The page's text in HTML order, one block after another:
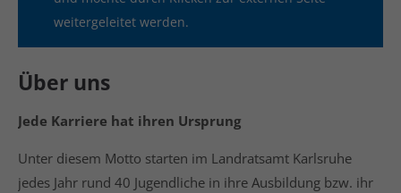
info@yourdomain.com
Lorem ipsum dolor sit amet, consectetuer
adipiscing elit.
Cum sociis natoque penatibus et magnis dis
parturient montes, nascetur ridiculus mus. Donec
weitergeleitet werden.
Über uns
Jede Karriere hat ihren Ursprung
Unter diesem Motto starten im Landratsamt Karlsruhe
jedes Jahr rund 40 Jugendliche in ihre Ausbildung bzw. ihr